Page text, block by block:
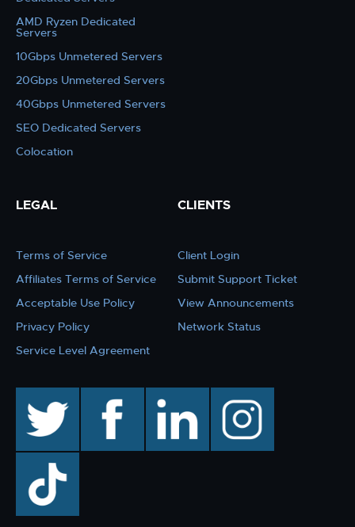
AMD Ryzen Dedicated
Servers
10Gbps Unmetered Servers
20Gbps Unmetered Servers
40Gbps Unmetered Servers
SEO Dedicated Servers
Colocation
LEGAL
Terms of Service
Affiliates Terms of Service
Acceptable Use Policy
Privacy Policy
Service Level Agreement
CLIENTS
Client Login
Submit Support Ticket
View Announcements
Network Status
facebook linkedin instagram
TikTok